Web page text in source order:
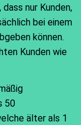
nur Kunden,
bei einem
können.
Kunden wie
50
älter als 1